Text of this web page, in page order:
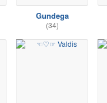
Gundega
(34)